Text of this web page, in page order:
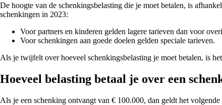
De hoogte van de schenkingsbelasting die je moet betalen, is
schenkingen in 2023:
Voor partners en kinderen gelden lagere tarieven dan voor
Voor schenkingen aan goede doelen gelden speciale tarieven.
Als je twijfelt over hoeveel schenkingsbelasting je moet betalen, is
Hoeveel belasting betaal je over een
Als je een schenking ontvangt van € 100.000, dan geldt het volgende